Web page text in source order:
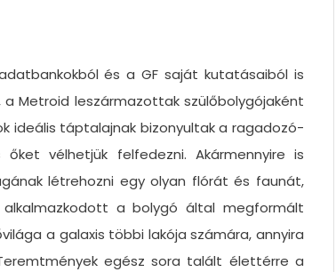
és a GF saját kutatásaiból is
Metroid leszármazottak szülőbolygójaként
ideális táptalajnak bizonyultak a ragadozó-
vélhetjük felfedezni. Akármennyire is
létrehozni egy olyan flórát és faunát,
a bolygó által megformált
a galaxis többi lakója számára, annyira
egész sora talált élettérre a